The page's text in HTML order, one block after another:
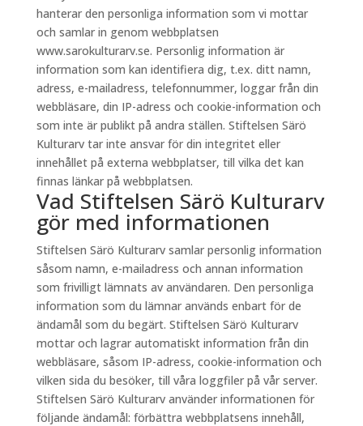
hanterar den personliga information som vi mottar
och samlar in genom webbplatsen
www.sarokulturarv.se. Personlig information är
information som kan identifiera dig, t.ex. ditt namn,
adress, e-mailadress, telefonnummer, loggar från din
webbläsare, din IP-adress och cookie-information och
som inte är publikt på andra ställen. Stiftelsen Särö
Kulturarv tar inte ansvar för din integritet eller
innehållet på externa webbplatser, till vilka det kan
finnas länkar på webbplatsen.
Vad Stiftelsen Särö Kulturarv
gör med informationen
Stiftelsen Särö Kulturarv samlar personlig information
såsom namn, e-mailadress och annan information
som frivilligt lämnats av användaren. Den personliga
information som du lämnar används enbart för de
ändamål som du begärt. Stiftelsen Särö Kulturarv
mottar och lagrar automatiskt information från din
webbläsare, såsom IP-adress, cookie-information och
vilken sida du besöker, till våra loggfiler på vår server.
Stiftelsen Särö Kulturarv använder informationen för
följande ändamål: förbättra webbplatsens innehåll,